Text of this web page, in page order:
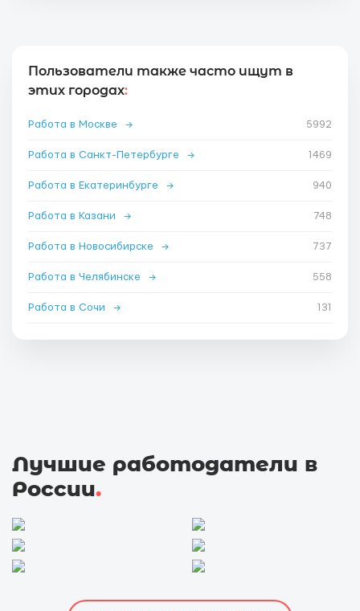
Пользователи также часто ищут в
этих городах:
Работа в Москве → 5992
Работа в Санкт-Петербурге → 1469
Работа в Екатеринбурге → 940
Работа в Казани → 748
Работа в Новосибирске → 737
Работа в Челябинске → 558
Работа в Сочи → 131
Лучшие работодатели в
России.